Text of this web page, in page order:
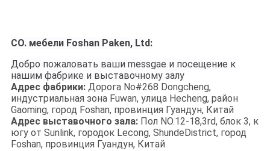
CO. мебели Foshan Paken, Ltd:
Добро пожаловать ваши messgae и посещение к
нашим фабрике и выставочному залу
Адрес фабрики:Дорога No#268 Dongcheng,
индустриальная зона Fuwan, улица Hecheng, район
Gaoming, город Foshan, провинция Гуандун, Китай
Адрес выставочного зала:Пол NO.12-18,3rd, блок 3, к
югу от Sunlink, городок Lecong, ShundeDistrict, город
Foshan, провинция Гуандун, Китай